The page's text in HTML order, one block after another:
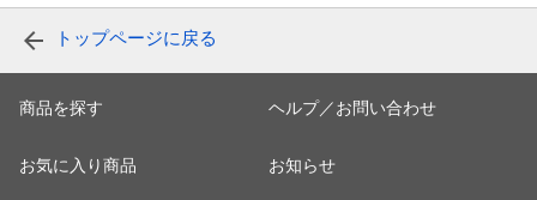
トップページに戻る
商品を探す
お気に入り商品
ヘルプ／お問い合わせ
お知らせ